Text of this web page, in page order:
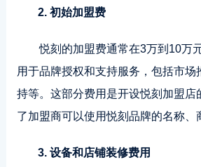
2. 初始加盟费
悦刻的加盟费通常在3万到10万
用于品牌授权和支持服务，包括市场
持等。这部分费用是开设悦刻加盟店
了加盟商可以使用悦刻品牌的名称、
3. 设备和店铺装修费用